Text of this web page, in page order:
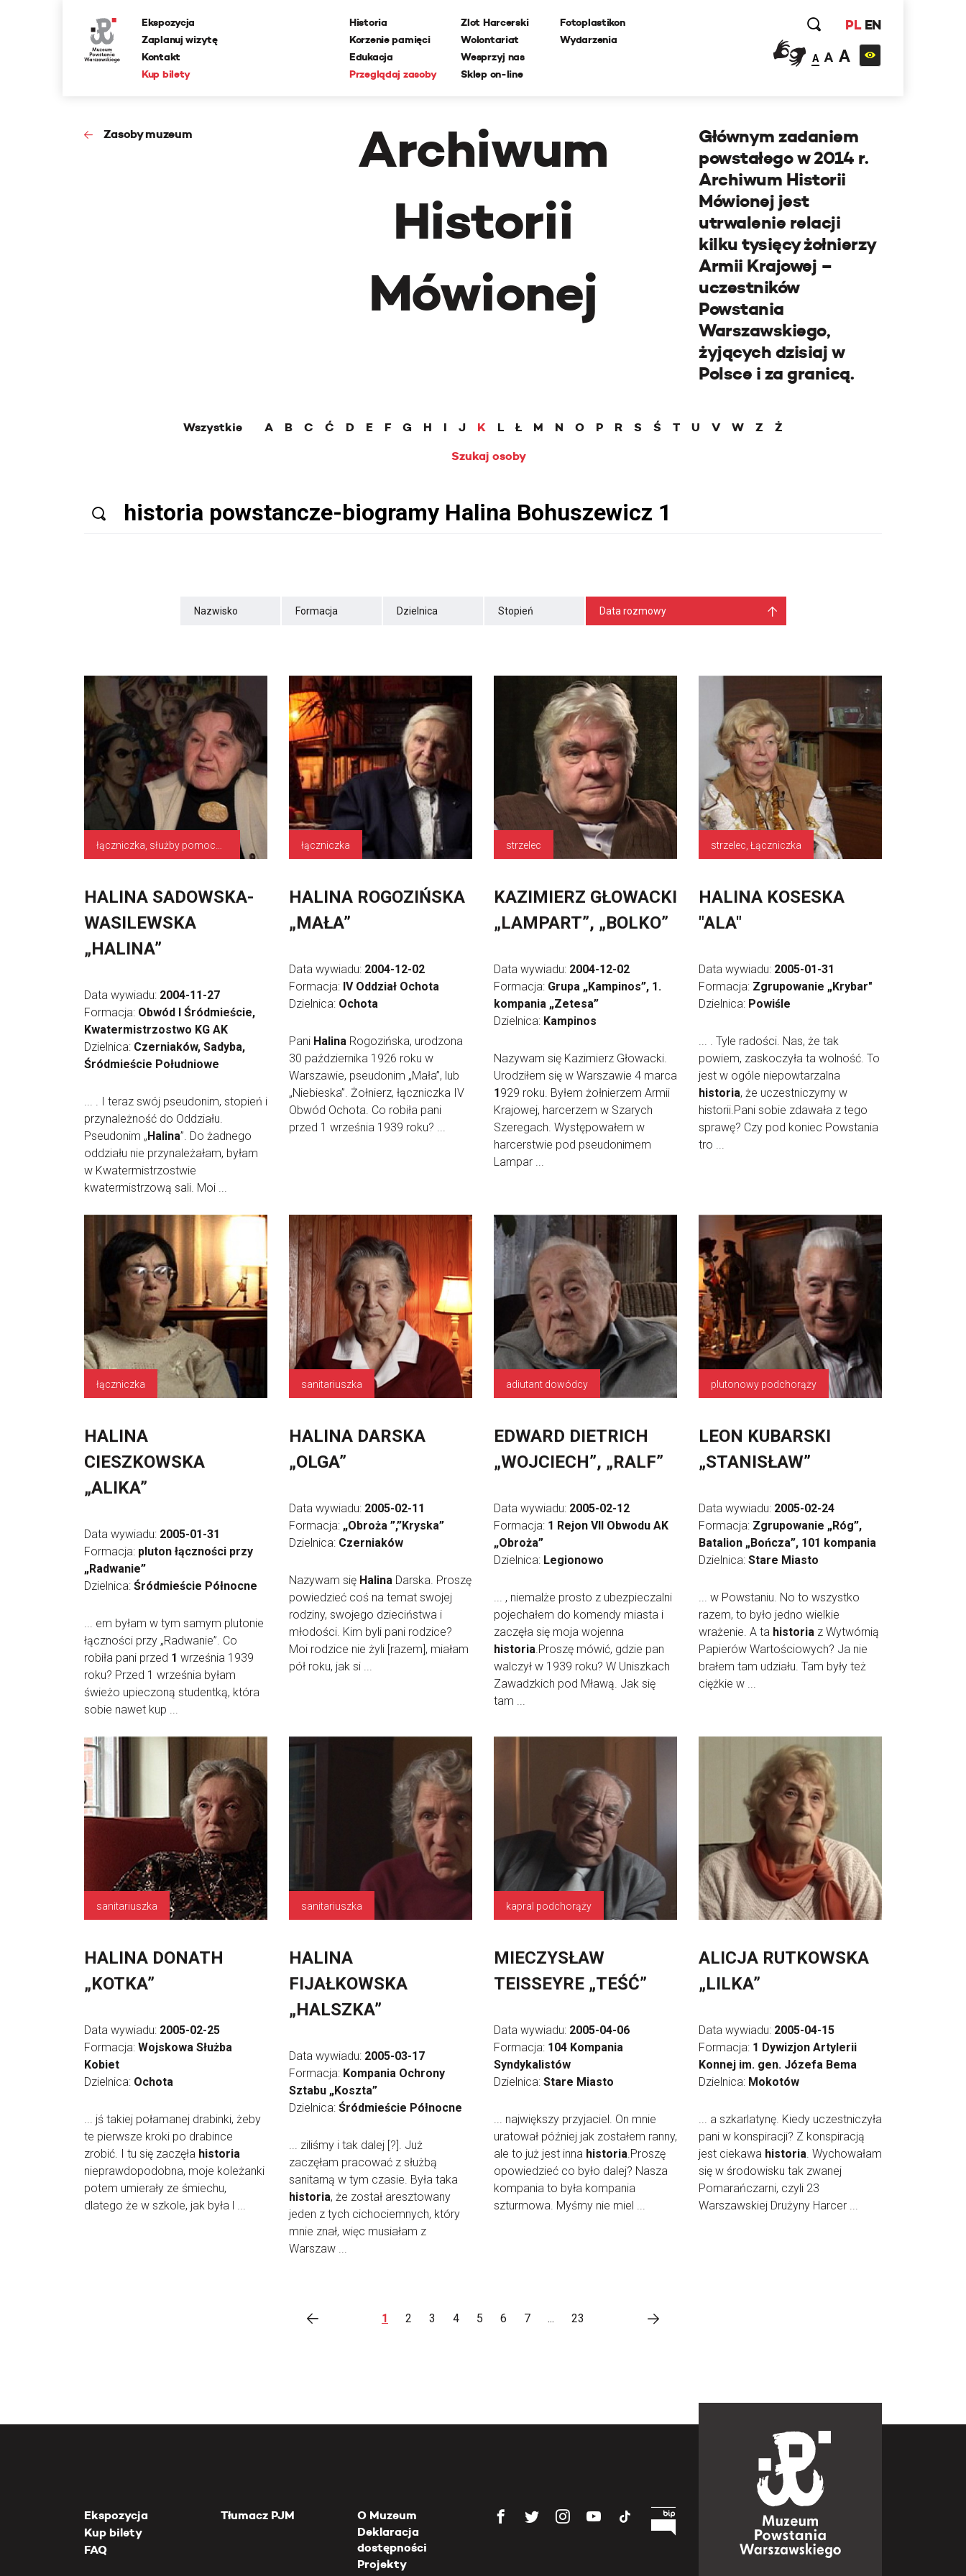
Ekspozycja
Zaplanuj wizytę
Kontakt
Kup bilety
Historia
Korzenie pamięci
Edukacja
Przeglądaj zasoby
Zlot Harcerski
Wolontariat
Wesprzyj nas
Sklep on-line
Fotoplastikon
Wydarzenia
PL EN
A A A
Zasoby muzeum
Archiwum
Historii
Mówionej
Głównym zadaniem
powstałego w 2014 r.
Archiwum Historii
Mówionej jest
utrwalenie relacji
kilku tysięcy żołnierzy
Armii Krajowej –
uczestników
Powstania
Warszawskiego,
żyjących dzisiaj w
Polsce i za granicą.
Wszystkie A B C Ć D E F G H I J K L Ł M N O P R S Ś T U V W Z
Ż
Szukaj osoby
Nazwisko Formacja Dzielnica Stopień Data rozmowy
HALINA SADOWSKA-
WASILEWSKA
„HALINA”
Data wywiadu: 2004-11-27
Formacja: Obwód I Śródmieście,
Kwatermistrzostwo KG AK
Dzielnica: Czerniaków, Sadyba,
Śródmieście Południowe
... . I teraz swój pseudonim, stopień i
przynależność do Oddziału.
Pseudonim „Halina”. Do żadnego
oddziału nie przynależałam, byłam
w Kwatermistrzostwie
kwatermistrzową sali. Moi ...
łączniczka
HALINA ROGOZIŃSKA
„MAŁA”
Data wywiadu: 2004-12-02
Formacja: IV Oddział Ochota
Dzielnica: Ochota
Pani Halina Rogozińska, urodzona
30 października 1926 roku w
Warszawie, pseudonim „Mała”, lub
„Niebieska”. Żołnierz, łączniczka IV
Obwód Ochota. Co robiła pani
przed 1 września 1939 roku? ...
strzelec
KAZIMIERZ GŁOWACKI
„LAMPART”, „BOLKO”
Data wywiadu: 2004-12-02
Formacja: Grupa „Kampinos”, 1.
kompania „Zetesa”
Dzielnica: Kampinos
Nazywam się Kazimierz Głowacki.
Urodziłem się w Warszawie 4 marca
1929 roku. Byłem żołnierzem Armii
Krajowej, harcerzem w Szarych
Szeregach. Występowałem w
harcerstwie pod pseudonimem
Lampar ...
strzelec, Łączniczka
HALINA KOSESKA
"ALA"
Data wywiadu: 2005-01-31
Formacja: Zgrupowanie „Krybar"
Dzielnica: Powiśle
... . Tyle radości. Nas, że tak
powiem, zaskoczyła ta wolność. To
jest w ogóle niepowtarzalna
historia, że uczestniczymy w
historii.Pani sobie zdawała z tego
sprawę? Czy pod koniec Powstania
tro ...
łączniczka
HALINA
CIESZKOWSKA
„ALIKA”
Data wywiadu: 2005-01-31
Formacja: pluton łączności przy
„Radwanie”
Dzielnica: Śródmieście Północne
... em byłam w tym samym plutonie
łączności przy „Radwanie”. Co
robiła pani przed 1 września 1939
roku? Przed 1 września byłam
świeżo upieczoną studentką, która
sobie nawet kup ...
sanitariuszka
HALINA DARSKA
„OLGA”
Data wywiadu: 2005-02-11
Formacja: „Obroża ”,”Kryska”
Dzielnica: Czerniaków
Nazywam się Halina Darska. Proszę
powiedzieć coś na temat swojej
rodziny, swojego dzieciństwa i
młodości. Kim byli pani rodzice?
Moi rodzice nie żyli [razem], miałam
pół roku, jak si ...
adiutant dowódcy
EDWARD DIETRICH
„WOJCIECH”, „RALF”
Data wywiadu: 2005-02-12
Formacja: 1 Rejon VII Obwodu AK
„Obroża”
Dzielnica: Legionowo
... , niemalże prosto z ubezpieczalni
pojechałem do komendy miasta i
zaczęła się moja wojenna
historia.Proszę mówić, gdzie pan
walczył w 1939 roku? W Uniszkach
Zawadzkich pod Mławą. Jak się
tam ...
plutonowy podchorąży
LEON KUBARSKI
„STANISŁAW”
Data wywiadu: 2005-02-24
Formacja: Zgrupowanie „Róg”,
Batalion „Bończa”, 101 kompania
Dzielnica: Stare Miasto
... w Powstaniu. No to wszystko
razem, to było jedno wielkie
wrażenie. A ta historia z Wytwórnią
Papierów Wartościowych? Ja nie
brałem tam udziału. Tam były też
ciężkie w ...
sanitariuszka
HALINA DONATH
„KOTKA”
Data wywiadu: 2005-02-25
Formacja: Wojskowa Służba
Kobiet
Dzielnica: Ochota
... jś takiej połamanej drabinki, żeby
te pierwsze kroki po drabince
zrobić. I tu się zaczęła historia
nieprawdopodobna, moje koleżanki
potem umierały ze śmiechu,
dlatego że w szkole, jak była l ...
sanitariuszka
HALINA
FIJAŁKOWSKA
„HALSZKA”
Data wywiadu: 2005-03-17
Formacja: Kompania Ochrony
Sztabu „Koszta”
Dzielnica: Śródmieście Północne
... ziliśmy i tak dalej [?]. Już
zaczęłam pracować z służbą
sanitarną w tym czasie. Była taka
historia, że został aresztowany
jeden z tych cichociemnych, który
mnie znał, więc musiałam z
Warszaw ...
kapral podchorąży
MIECZYSŁAW
TEISSEYRE „TEŚĆ”
Data wywiadu: 2005-04-06
Formacja: 104 Kompania
Syndykalistów
Dzielnica: Stare Miasto
... największy przyjaciel. On mnie
uratował później jak zostałem ranny,
ale to już jest inna historia.Proszę
opowiedzieć co było dalej? Nasza
kompania to była kompania
szturmowa. Myśmy nie miel ...
ALICJA RUTKOWSKA
„LILKA”
Data wywiadu: 2005-04-15
Formacja: 1 Dywizjon Artylerii
Konnej im. gen. Józefa Bema
Dzielnica: Mokotów
... a szkarlatynę. Kiedy uczestniczyła
pani w konspiracji? Z konspiracją
jest ciekawa historia. Wychowałam
się w środowisku tak zwanej
Pomarańczarni, czyli 23
Warszawskiej Drużyny Harcer ...
1 2 3 4 5 6 7 ... 23
Ekspozycja
Kup bilety
FAQ
Tłumacz PJM
O Muzeum
Deklaracja
dostępności
Projekty